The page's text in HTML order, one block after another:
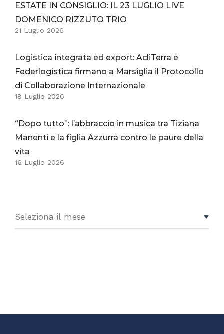
ESTATE IN CONSIGLIO: IL 23 LUGLIO LIVE
DOMENICO RIZZUTO TRIO
21 Luglio 2026
Logistica integrata ed export: AcliTerra e
Federlogistica firmano a Marsiglia il Protocollo
di Collaborazione Internazionale
18 Luglio 2026
“Dopo tutto”: l’abbraccio in musica tra Tiziana
Manenti e la figlia Azzurra contro le paure della
vita
16 Luglio 2026